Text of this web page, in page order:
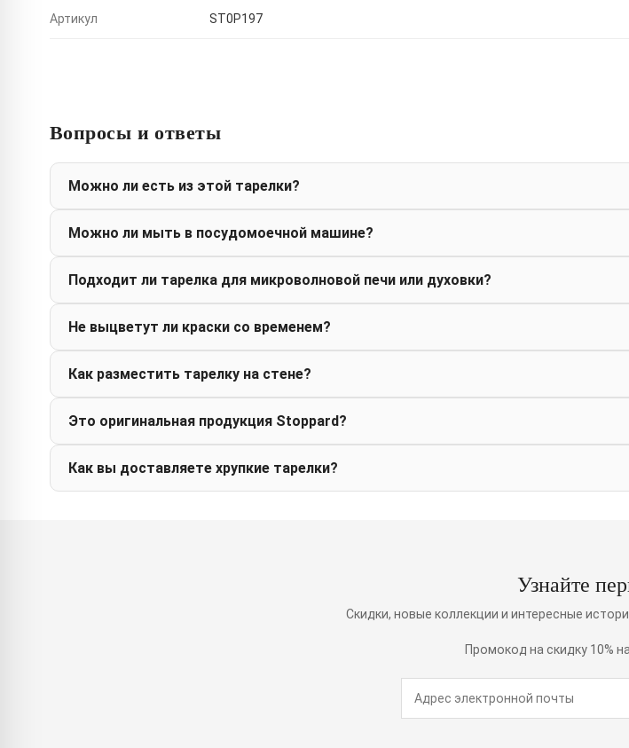
Артикул ST0P197
Вопросы и ответы
Можно ли есть из этой тарелки?
Можно ли мыть в посудомоечной машине?
Подходит ли тарелка для микроволновой печи или духовки?
Не выцветут ли краски со временем?
Как разместить тарелку на стене?
Это оригинальная продукция Stoppard?
Как вы доставляете хрупкие тарелки?
Узнайте
Скидки, новые коллекции и интересные
Промокод на скидку 10%